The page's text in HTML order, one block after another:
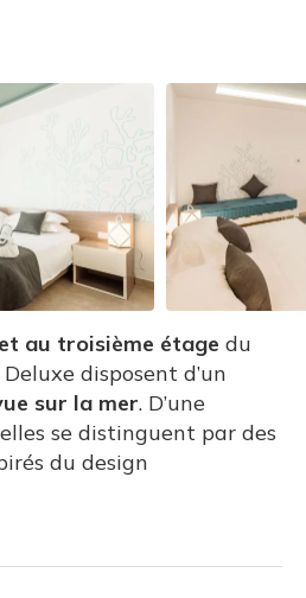
au troisième étage du
disposent d’un
sur la mer. D’une
se distinguent par des
du design